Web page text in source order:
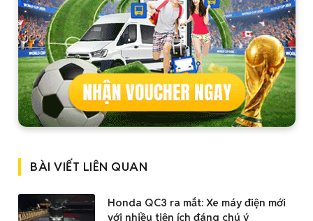
BÀI VIẾT LIÊN QUAN
Honda QC3 ra mắt: Xe máy điện mới
với nhiều tiện ích đáng chú ý